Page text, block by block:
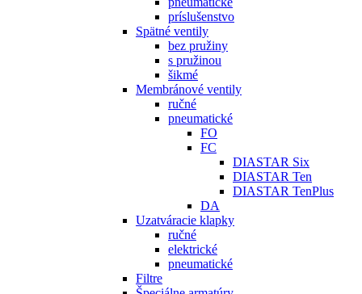
príslušenstvo
Spätné ventily
bez pružiny
s pružinou
šikmé
Membránové ventily
ručné
pneumatické
FO
FC
DIASTAR Six
DIASTAR Ten
DIASTAR TenPlus
DA
Uzatváracie klapky
ručné
elektrické
pneumatické
Filtre